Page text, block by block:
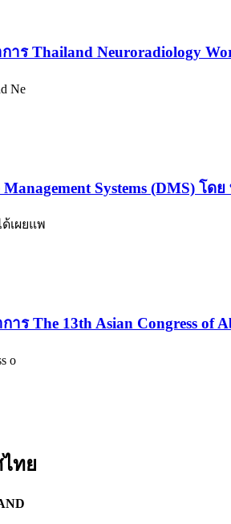
ร Thailand Neuroradiology
Ne
Systems (DMS) โ
เผยแพ
The 13th Asian Congress of
o
ทย